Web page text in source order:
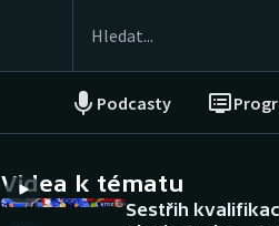
Podcasty
NEPŘEHLÉDNĚTE
Historické návraty
Videa k tématu
Sestřih